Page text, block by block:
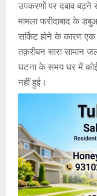
उपकरणों पर दबाव बढ़ने
मामला फरीदाबाद के
सर्किट होने के कारण
तक़रीबन सारा सामान
घटना के समय घर में कोई
नहीं हुई।